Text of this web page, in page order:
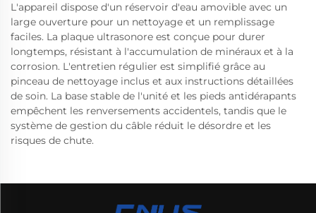
L'appareil dispose d'un réservoir d'eau amovible avec un
large ouverture pour un nettoyage et un remplissage
faciles. La plaque ultrasonore est conçue pour durer
longtemps, résistant à l'accumulation de minéraux et à la
corrosion. L'entretien régulier est simplifié grâce au
pinceau de nettoyage inclus et aux instructions détaillées
de soin. La base stable de l'unité et les pieds antidérapants
empêchent les renversements accidentels, tandis que le
système de gestion du câble réduit le désordre et les
risques de chute.